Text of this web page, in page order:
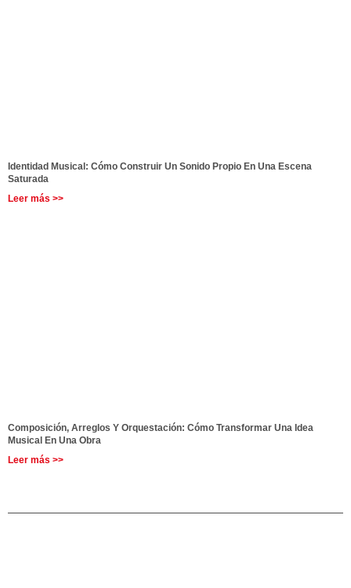
Identidad Musical: Cómo Construir Un Sonido Propio En Una Escena
Saturada
Leer más >>
Composición, Arreglos Y Orquestación: Cómo Transformar Una Idea
Musical En Una Obra
Leer más >>